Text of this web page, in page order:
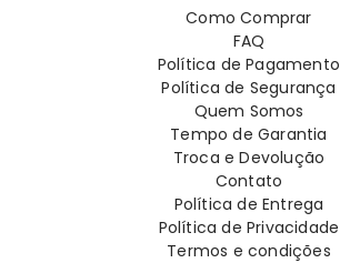
Como Comprar
FAQ
Política de Pagamento
Política de Segurança
Quem Somos
Tempo de Garantia
Troca e Devolução
Contato
Política de Entrega
Política de Privacidade
Termos e condições